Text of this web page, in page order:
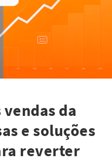
vendas da
e soluções
reverter